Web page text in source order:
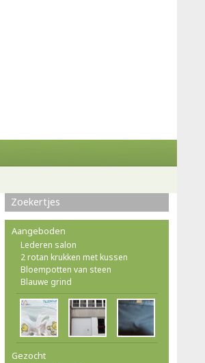
Zoekertjes
Aangeboden
Lederen salon
2 rotan krukken met kussen
Bloempotten van steen
Blauwe grind
Gezocht